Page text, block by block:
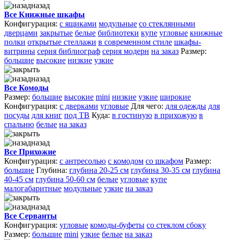
назад
Все Книжные шкафы
Конфигурация: с ящиками модульные со стеклянными
дверцами закрытые белые библиотеки купе угловые книжные
полки открытые стеллажи в современном стиле шкафы-
витрины серия библиограф серия модерн на заказ Размер:
большие высокие низкие узкие
назад
Все Комоды
Размер: большие высокие mini низкие узкие широкие
Конфигурация: с дверками угловые Для чего: для одежды для
посуды для книг под ТВ Куда: в гостиную в прихожую в
спальню белые на заказ
назад
Все Прихожие
Конфигурация: с антресолью с комодом со шкафом Размер:
большие Глубина: глубина 20-25 см глубина 30-35 см глубина
40-45 см глубина 50-60 см белые угловые купе
малогабаритные модульные узкие на заказ
назад
Все Серванты
Конфигурация: угловые комоды-буфеты со стеклом сбоку
Размер: большие mini узкие белые на заказ